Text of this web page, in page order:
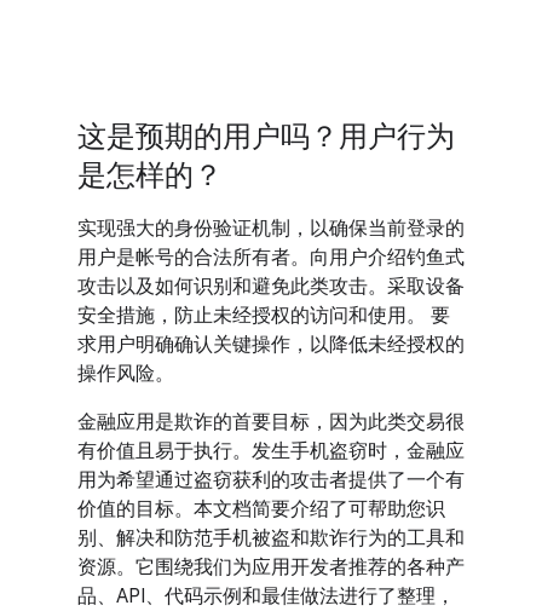
这是预期的用户吗？用户行为
是怎样的？
实现强大的身份验证机制，以确保当前登录的
用户是帐号的合法所有者。向用户介绍钓鱼式
攻击以及如何识别和避免此类攻击。采取设备
安全措施，防止未经授权的访问和使用。 要
求用户明确确认关键操作，以降低未经授权的
操作风险。
金融应用是欺诈的首要目标，因为此类交易很
有价值且易于执行。发生手机盗窃时，金融应
用为希望通过盗窃获利的攻击者提供了一个有
价值的目标。本文档简要介绍了可帮助您识
别、解决和防范手机被盗和欺诈行为的工具和
资源。它围绕我们为应用开发者推荐的各种产
品、API、代码示例和最佳做法进行了整理，